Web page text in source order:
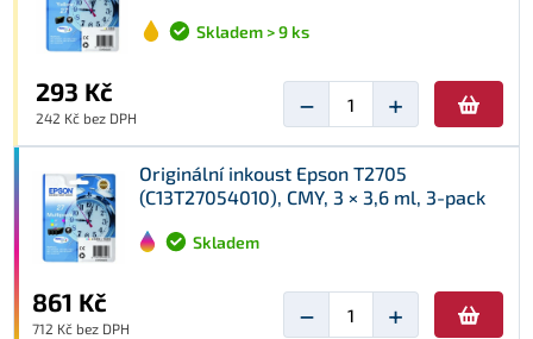
Skladem > 9 ks
293 Kč
242 Kč bez DPH − +
Originální inkoust Epson T2705
(C13T27054010), CMY, 3 × 3,6 ml, 3-pack
Skladem
861 Kč
712 Kč bez DPH − +